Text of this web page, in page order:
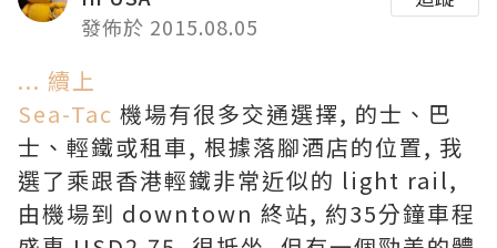
發佈於 2015.08.05
... 續上
Sea-Tac 機場有很多交通選擇, 的士、巴
士、輕鐵或租車, 根據落腳酒店的位置, 我
選了乘跟香港輕鐵非常近似的 light rail,
由機場到 downtown 終站, 約35分鐘車程